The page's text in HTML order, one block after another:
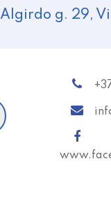
Algirdo g. 29,